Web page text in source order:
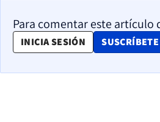
Para comentar este artículo
INICIA SESIÓN SUSCRÍBETE
OPENS IN